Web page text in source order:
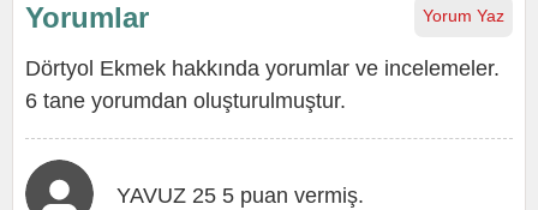
Yorum Yaz
Yorumlar
Dörtyol Ekmek hakkında yorumlar ve incelemeler.
6 tane yorumdan oluşturulmuştur.
YAVUZ 25 5 puan vermiş.